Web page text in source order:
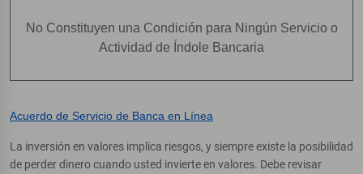
No Constituyen una Condición para Ningún Servicio o
Actividad de Índole Bancaria
Acuerdo de Servicio de Banca en Línea
La inversión en valores implica riesgos, y siempre existe la posibilidad
de perder dinero cuando usted invierte en valores. Debe revisar